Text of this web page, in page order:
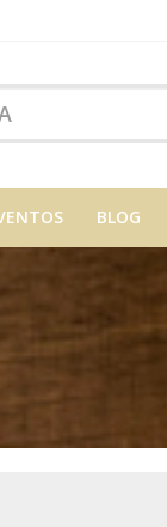
BLOG